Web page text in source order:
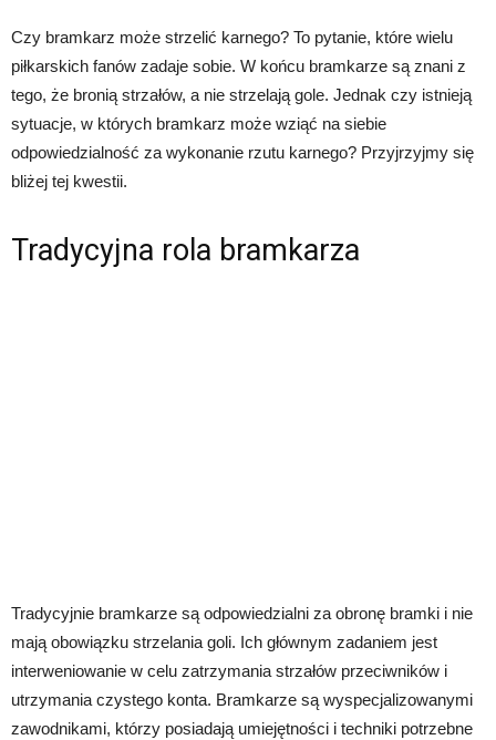
Czy bramkarz może strzelić karnego? To pytanie, które wielu
piłkarskich fanów zadaje sobie. W końcu bramkarze są znani z
tego, że bronią strzałów, a nie strzelają gole. Jednak czy istnieją
sytuacje, w których bramkarz może wziąć na siebie
odpowiedzialność za wykonanie rzutu karnego? Przyjrzyjmy się
bliżej tej kwestii.
Tradycyjna rola bramkarza
Tradycyjnie bramkarze są odpowiedzialni za obronę bramki i nie
mają obowiązku strzelania goli. Ich głównym zadaniem jest
interweniowanie w celu zatrzymania strzałów przeciwników i
utrzymania czystego konta. Bramkarze są wyspecjalizowanymi
zawodnikami, którzy posiadają umiejętności i techniki potrzebne